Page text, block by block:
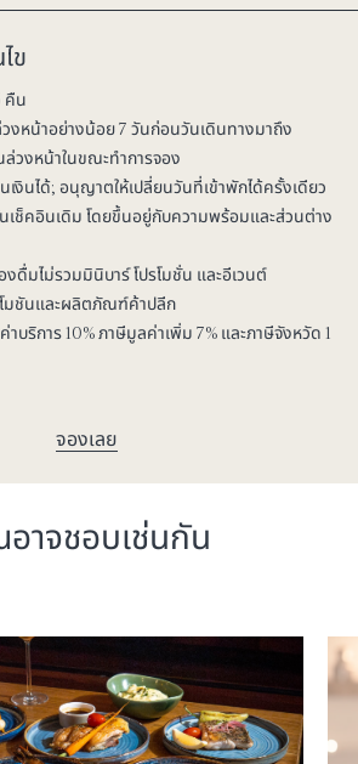
ข
คืน
งหน้าอย่างน้อย 7 วันก่อนวันเดินทางมาถึง
ล่วงหน้าในขณะทำการจอง
เงินได้; อนุญาตให้เปลี่ยนวันที่เข้าพักได้ครั้งเดียว
เช็คอินเดิม โดยขึ้นอยู่กับความพร้อมและส่วนต่าง
ดื่มไม่รวมมินิบาร์ โปรโมชั่น และอีเวนต์
มชันและผลิตภัณฑ์ค้าปลีก
บริการ 10% ภาษีมูลค่าเพิ่ม 7% และภาษีจังหวัด 1
จองเลย
าจชอบเช่นกัน